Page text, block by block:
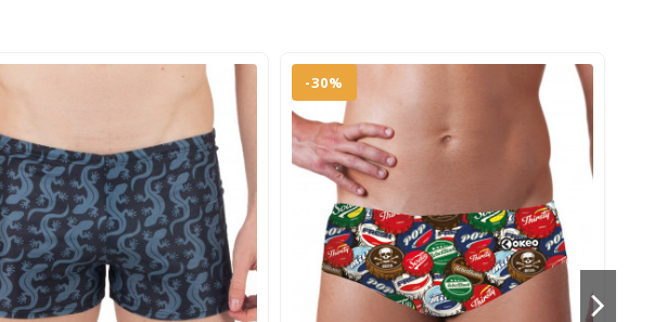
-30%